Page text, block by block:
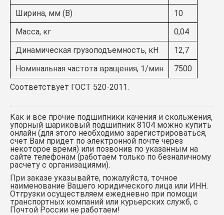
Ширина, мм (B)
10
Масса, кг
0,04
Динамическая грузоподъемность, кН
12,7
Номинальная частота вращения, 1/мин
7500
Соответствует ГОСТ 520-2011.
Как и все прочие подшипники качения и скольжения,
упорный шариковый подшипник 8104 можно купить
онлайн (для этого необходимо зарегистрироваться,
счет Вам придет по электронной почте через
некоторое время) или позвонив по указанным на
сайте телефонам (работаем только по безналичному
расчету с организациями).
При заказе указывайте, пожалуйста, точное
наименование Вашего юридического лица или ИНН.
Отгрузки осуществляем ежедневно при помощи
транспортных компаний или курьерских служб, с
Почтой России не работаем!